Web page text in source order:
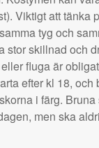
Viktigt att tänka
tyg och
stor skillnad och
fluga är
efter kl 18, och
i färg. Bruna
men ska